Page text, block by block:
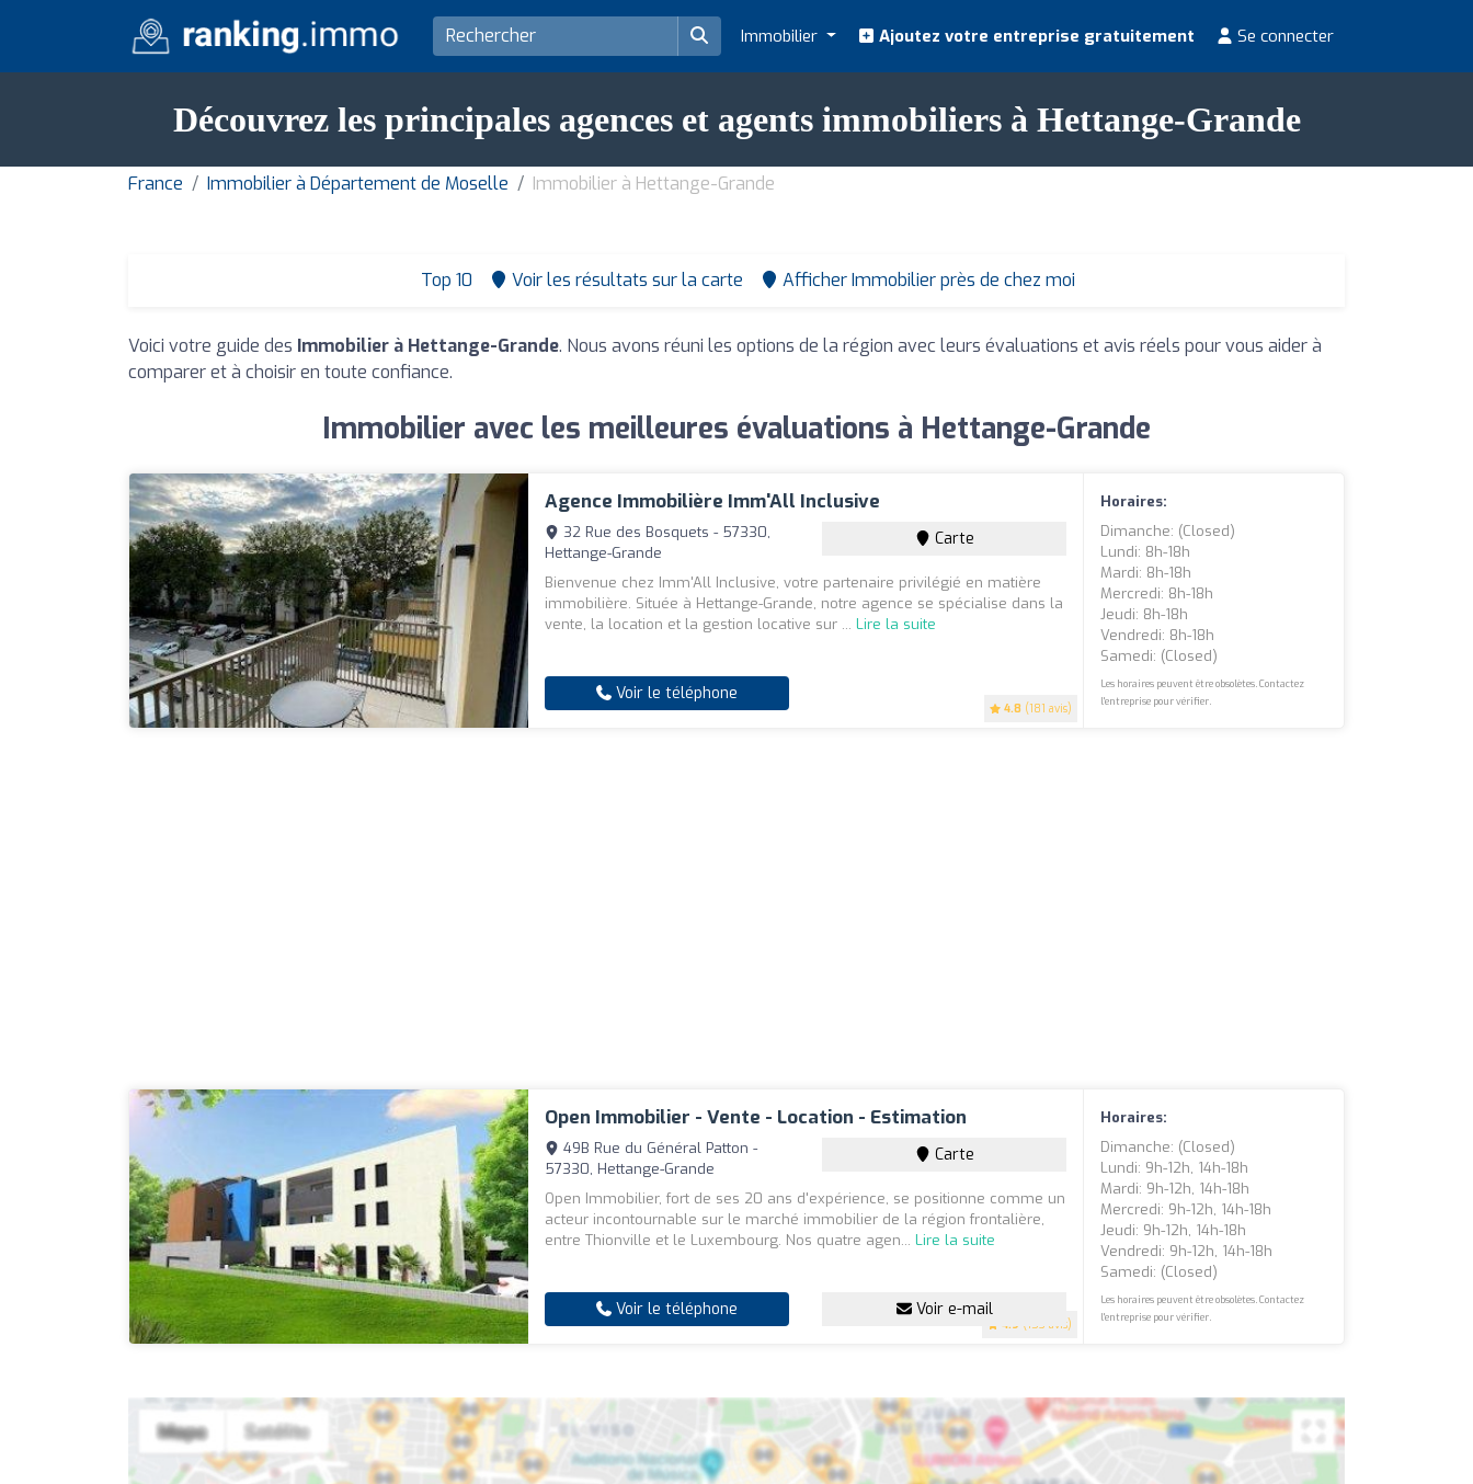
Immobilier Ajoutez votre entreprise gratuitement Se connecter
Découvrez les principales agences et agents immobiliers à Hettange-Grande
France Immobilier à Département de Moselle Immobilier à Hettange-Grande
Top 10 Voir les résultats sur la carte Afficher Immobilier près de chez moi
Voici votre guide des Immobilier à Hettange-Grande. Nous avons réuni les options de la région avec leurs évaluations et avis réels pour vous aider à
comparer et à choisir en toute confiance.
Immobilier avec les meilleures évaluations à Hettange-Grande
Agence Immobilière Imm'All Inclusive
4.8 (181 avis)
32 Rue des Bosquets - 57330,
Hettange-Grande
Carte
Bienvenue chez Imm'All Inclusive, votre partenaire privilégié en matière
immobilière. Située à Hettange-Grande, notre agence se spécialise dans la
vente, la location et la gestion locative sur ...Lire la suite
Voir le téléphone
Horaires:
Dimanche: (closed)
Lundi: 8h-18h
Mardi: 8h-18h
Mercredi: 8h-18h
Jeudi: 8h-18h
Vendredi: 8h-18h
Samedi: (closed)
Les horaires peuvent être obsolètes. Contactez
l'entreprise pour vérifier.
Open Immobilier - Vente - Location - Estimation
4.9 (153 avis)
49B Rue du Général Patton -
57330, Hettange-Grande
Carte
Open Immobilier, fort de ses 20 ans d'expérience, se positionne comme un
acteur incontournable sur le marché immobilier de la région frontalière,
entre Thionville et le Luxembourg. Nos quatre agen...Lire la suite
Voir le téléphone Voir e-mail
Horaires:
Dimanche: (closed)
Lundi: 9h-12h, 14h-18h
Mardi: 9h-12h, 14h-18h
Mercredi: 9h-12h, 14h-18h
Jeudi: 9h-12h, 14h-18h
Vendredi: 9h-12h, 14h-18h
Samedi: (closed)
Les horaires peuvent être obsolètes. Contactez
l'entreprise pour vérifier.